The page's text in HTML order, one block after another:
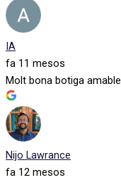
IA
fa 11 mesos
Molt bona botiga amable
Nijo Lawrance
fa 12 mesos